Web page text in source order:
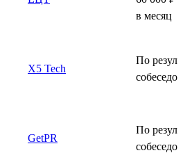
в месяц
X5 Tech
По
GetPR
По